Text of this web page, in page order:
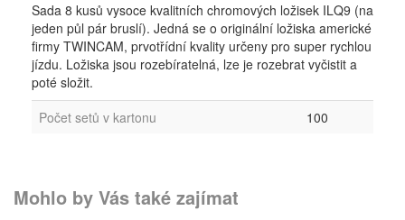
Sada 8 kusů vysoce kvalitních chromových ložisek ILQ9 (na
jeden půl pár bruslí). Jedná se o originální ložiska americké
firmy TWINCAM, prvotřídní kvality určeny pro super rychlou
jízdu. Ložiska jsou rozebíratelná, lze je rozebrat vyčistit a
poté složit.
Počet setů v kartonu
100
Mohlo by Vás také zajímat